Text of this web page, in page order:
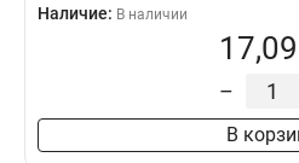
Наличие: В наличии
–
В